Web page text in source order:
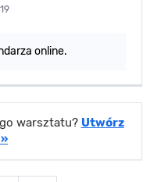
online.
warsztatu? Utwórz